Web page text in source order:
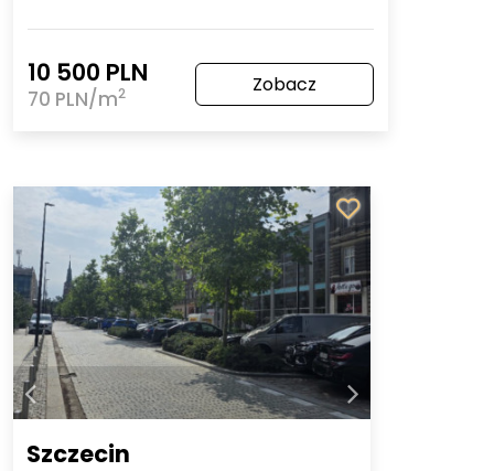
10 500 PLN
70 PLN/m2 Zobacz
Szczecin